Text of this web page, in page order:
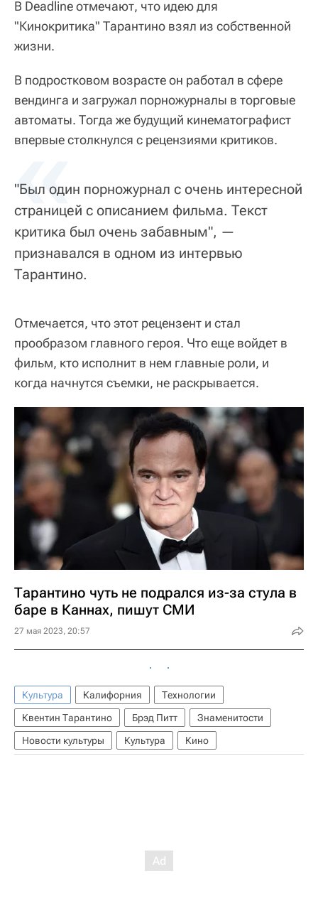
В Deadline отмечают, что идею для
"Кинокритика" Тарантино взял из собственной
жизни.
В подростковом возрасте он работал в сфере
вендинга и загружал порножурналы в торговые
автоматы. Тогда же будущий кинематографист
впервые столкнулся с рецензиями критиков.
«
"Был один порножурнал с очень интересной
страницей с описанием фильма. Текст
критика был очень забавным", —
признавался в одном из интервью
Тарантино.
Отмечается, что этот рецензент и стал
прообразом главного героя. Что еще войдет в
фильм, кто исполнит в нем главные роли, и
когда начнутся съемки, не раскрывается.
Тарантино чуть не подрался из-за стула в
баре в Каннах, пишут СМИ
27 мая 2023, 20:57
Культура Калифорния
Технологии
Квентин Тарантино
Брэд Питт
Знаменитости
Новости культуры
Культура Кино